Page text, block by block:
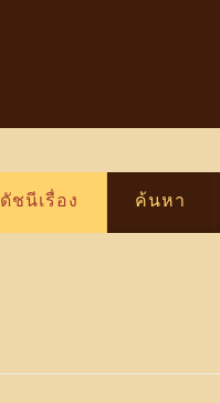
ดัชนีเรื่อง ค้นหา